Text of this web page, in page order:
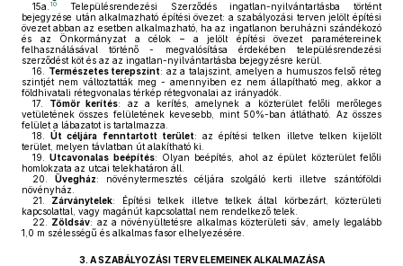
15a. 10
Településrendezési Szerződés ingatlan-nyilvántartásba történt
bejegyzése után alkalmazható építési övezet: a szabályozási terven jelölt építési
övezet abban az esetben alkalmazható, ha az ingatlanon beruházni szándékozó
és az Önkormányzat a célok – a jelölt építési övezet paramétereinek
felhasználásával történő - megvalósítása érdekében településrendezési
szerződést köt és az az ingatlan-nyilvántartásba bejegyzésre kerül.
16.
Természetes terepszint: az a talajszint, amelyen a humuszos felső réteg
szintjét nem változtatták meg - amennyiben ez nem állapítható meg, akkor a
földhivatali rétegvonalas térkép rétegvonalai az irányadók.
17.
Tömör kerítés: az a kerítés, amelynek a közterület felőli merőleges
vetületének összes felületének kevesebb, mint 50%-ban átlátható. Az összes
felület a lábazatot is tartalmazza.
18.
Út céljára fenntartott terület: az építési telken illetve telken kijelölt
terület, melyen távlatban út alakítható ki.
19.
Utcavonalas beépítés: Olyan beépítés, ahol az épület közterület felőli
homlokzata az utcai telekhatáron áll.
20.
Üvegház: növénytermesztés céljára szolgáló kerti illetve szántóföldi
növényház.
21.
Zárványtelek: Építési telkek illetve telkek által körbezárt, közterületi
kapcsolattal, vagy magánút kapcsolattal nem rendelkező telek.
22.
Zöldsáv: az a növényültetésre alkalmas közterületi sáv, amely legalább
1,0 m szélességű és alkalmas fasor elhelyezésére.
3. A SZABÁLYOZÁSI TERV ELEMEINEK ALKALMAZÁSA